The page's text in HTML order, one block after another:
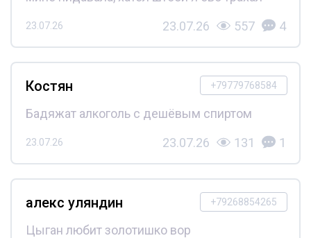
23.07.26 23.07.26 557 4
+79779768584
Костян
Бадяжат алкоголь с дешёвым спиртом
23.07.26 23.07.26 131 1
+79268854265
алекс уляндин
Цыган любит золотишко вор